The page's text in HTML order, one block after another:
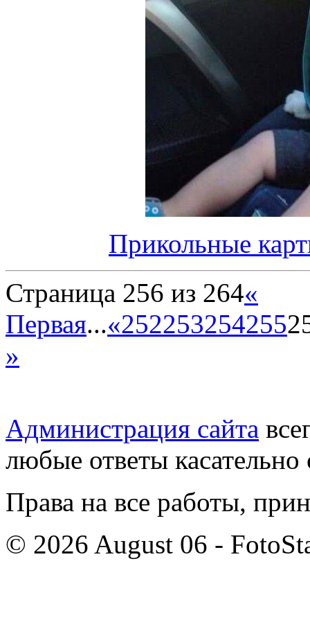
Прикольные
Страница 256 из 264«
Первая...«252253254255
»
Администрация сайта
любые ответы касательно
Права на все работы,
© 2026 August 06 -